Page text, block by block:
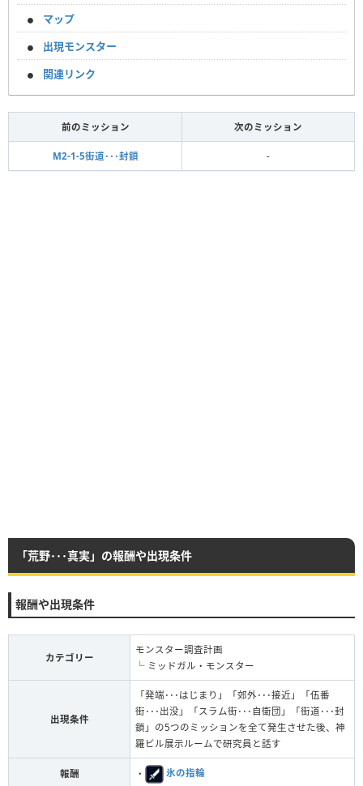
マップ
出現モンスター
関連リンク
前のミッション 次のミッション
M2-1-5街道･･･封鎖 -
「荒野･･･真実」の報酬や出現条件
報酬や出現条件
カテゴリー
モンスター調査計画
└ ミッドガル・モンスター
出現条件
「発端･･･はじまり」「郊外･･･接近」「伍番
街･･･出没」「スラム街･･･自衛団」「街道･･･封
鎖」の5つのミッションを全て発生させた後、神
羅ビル展示ルームで研究員と話す
報酬 ・ 氷の指輪